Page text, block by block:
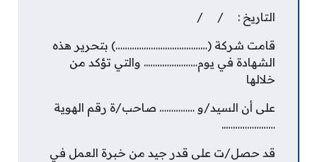
التاريخ : / /
قامت شركة (…………………………………) بتحرير هذه
الشهادة في يوم………………….. والتي تؤكد من
خلالها
على أن السيد/و …………… صاحب/ة رقم الهوية
…………………..
قد حصل/ت على قدر جيد من خبرة العمل في